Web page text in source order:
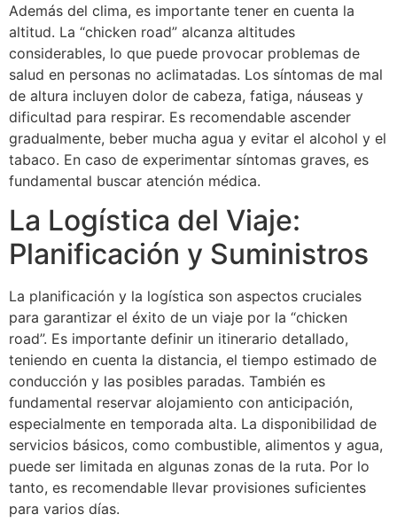
Además del clima, es importante tener en cuenta la
altitud. La “chicken road” alcanza altitudes
considerables, lo que puede provocar problemas de
salud en personas no aclimatadas. Los síntomas de mal
de altura incluyen dolor de cabeza, fatiga, náuseas y
dificultad para respirar. Es recomendable ascender
gradualmente, beber mucha agua y evitar el alcohol y el
tabaco. En caso de experimentar síntomas graves, es
fundamental buscar atención médica.
La Logística del Viaje:
Planificación y Suministros
La planificación y la logística son aspectos cruciales
para garantizar el éxito de un viaje por la “chicken
road”. Es importante definir un itinerario detallado,
teniendo en cuenta la distancia, el tiempo estimado de
conducción y las posibles paradas. También es
fundamental reservar alojamiento con anticipación,
especialmente en temporada alta. La disponibilidad de
servicios básicos, como combustible, alimentos y agua,
puede ser limitada en algunas zonas de la ruta. Por lo
tanto, es recomendable llevar provisiones suficientes
para varios días.
Book Appointment Now
40+ Years of Experience
21 Point Checkup
100% Genuine Spareparts
Professionally Trained Experts
24*7 Road Assistance
Whatsapp us
Call us